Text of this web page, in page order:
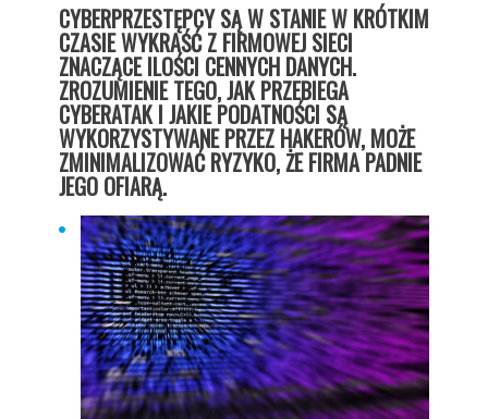
CYBERPRZESTĘPCY SĄ W STANIE W KRÓTKIM
CZASIE WYKRAŚĆ Z FIRMOWEJ SIECI
ZNACZĄCE ILOŚCI CENNYCH DANYCH.
ZROZUMIENIE TEGO, JAK PRZEBIEGA
CYBERATAK I JAKIE PODATNOŚCI SĄ
WYKORZYSTYWANE PRZEZ HAKERÓW, MOŻE
ZMINIMALIZOWAĆ RYZYKO, ŻE FIRMA PADNIE
JEGO OFIARĄ.